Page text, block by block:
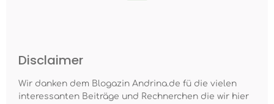
Disclaimer
Wir danken dem Blogazin Andrina.de fü die vielen
interessanten Beiträge und Rechnerchen die wir hier